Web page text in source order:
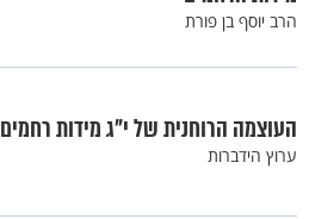
הרב יוסף בן פורת
העוצמה הרוחנית של י"ג מידות רחמים
ערוץ הידברות